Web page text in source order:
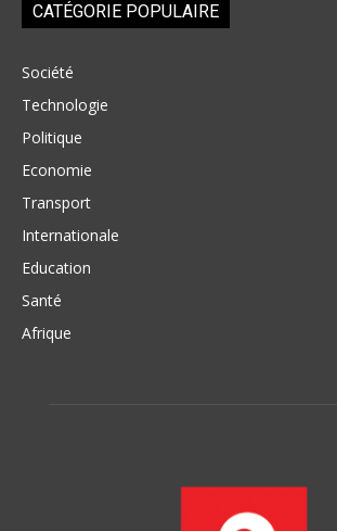
CATÉGORIE POPULAIRE
Société
Technologie
Politique
Economie
Transport
Internationale
Education
Santé
Afrique